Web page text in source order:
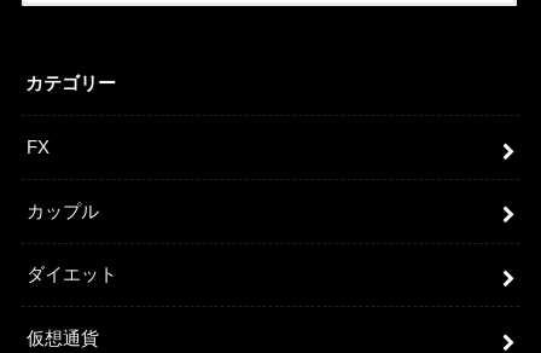
カテゴリー
FX
カップル
ダイエット
仮想通貨